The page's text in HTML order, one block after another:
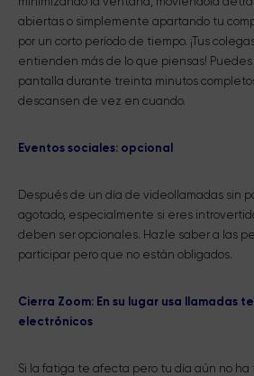
abiertas o simplemente apartando tu
por un corto período de tiempo. ¡Tus
entienden más de lo que piensas! Puedes
pantalla durante treinta minutos
descansen de vez en cuando.
Eventos sociales: opcional
Después de un día de videollamadas sin
agotado, especialmente si eres
deben ser opcionales. Hazle saber a las
participar pero que no están obligados.
Cierra Zoom: En su lugar usa llamadas
electrónicos
Si la fatiga te afecta pero tu día aún no ha